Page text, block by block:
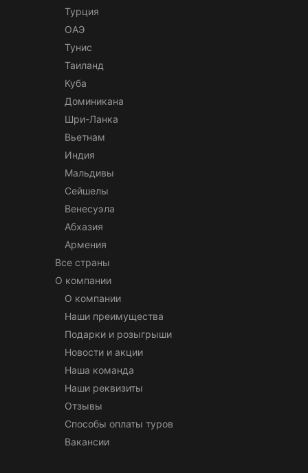
Турция
ОАЭ
Тунис
Таиланд
Куба
Доминикана
Шри-Ланка
Вьетнам
Индия
Мальдивы
Сейшелы
Венесуэла
Абхазия
Армения
Все страны
О компании
О компании
Наши преимущества
Подарки и розыгрыши
Новости и акции
Наша команда
Наши реквизиты
Отзывы
Способы оплаты туров
Вакансии